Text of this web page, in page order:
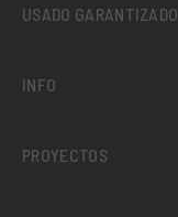
USADO GARANTIZADO
INFO
PROYECTOS